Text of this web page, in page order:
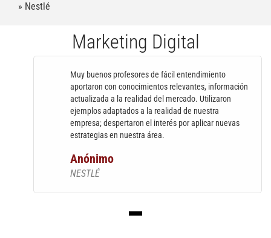
» Nestlé
Marketing Digital
Muy buenos profesores de fácil entendimiento
aportaron con conocimientos relevantes, información
actualizada a la realidad del mercado. Utilizaron
ejemplos adaptados a la realidad de nuestra
empresa; despertaron el interés por aplicar nuevas
estrategias en nuestra área.
Anónimo
NESTLÉ